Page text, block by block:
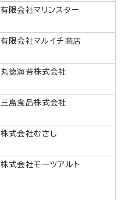
有限会社マリンスター
有限会社マルイチ商店
丸徳海苔株式会社
三島食品株式会社
株式会社むさし
株式会社モーツアルト